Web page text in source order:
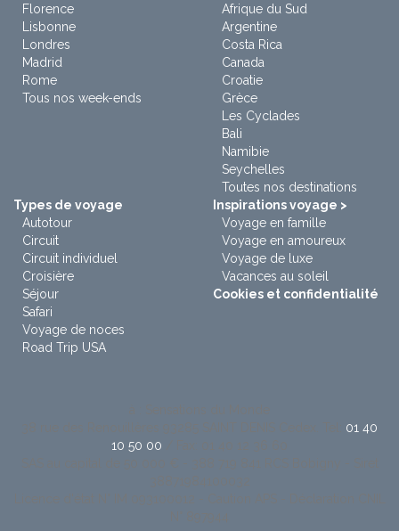
Florence
Lisbonne
Londres
Madrid
Rome
Tous nos week-ends
Afrique du Sud
Argentine
Costa Rica
Canada
Croatie
Grèce
Les Cyclades
Bali
Namibie
Seychelles
Toutes nos destinations
Types de voyage
Autotour
Circuit
Circuit individuel
Croisière
Séjour
Safari
Voyage de noces
Road Trip USA
Inspirations voyage >
Voyage en famille
Voyage en amoureux
Voyage de luxe
Vacances au soleil
Cookies et confidentialité
01 40
10 50 00